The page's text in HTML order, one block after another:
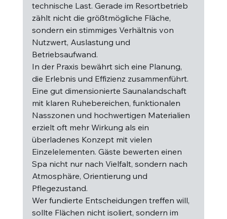
technische Last. Gerade im Resortbetrieb
zählt nicht die größtmögliche Fläche,
sondern ein stimmiges Verhältnis von
Nutzwert, Auslastung und
Betriebsaufwand.
In der Praxis bewährt sich eine Planung,
die Erlebnis und Effizienz zusammenführt.
Eine gut dimensionierte Saunalandschaft
mit klaren Ruhebereichen, funktionalen
Nasszonen und hochwertigen Materialien
erzielt oft mehr Wirkung als ein
überladenes Konzept mit vielen
Einzelelementen. Gäste bewerten einen
Spa nicht nur nach Vielfalt, sondern nach
Atmosphäre, Orientierung und
Pflegezustand.
Wer fundierte Entscheidungen treffen will,
sollte Flächen nicht isoliert, sondern im